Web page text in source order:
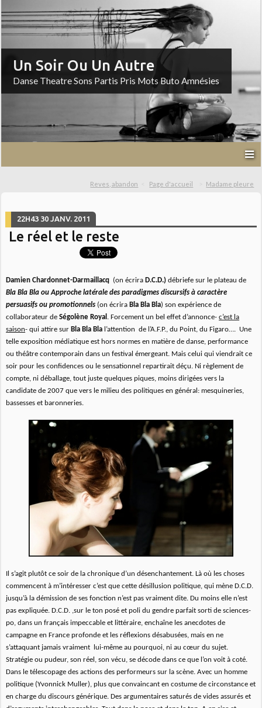
Un Soir Ou Un Autre
Danse Theatre Sons Partis Pris Mots Buto Amnésies
Reves, abandon Page d'accueil Madame pleure
22H43 30 JANV. 2011
Le réel et le reste
Damien Chardonnet-Darmaillacq (on écrira D.C.D.)débriefe sur le plateau de
Bla Bla Bla ou Approche latérale des paradigmes discursifs à caractère
persuasifs ou promotionnels (on écrira Bla Bla Bla) son expérience de
collaborateur deSégolène Royal . Forcement un bel effet d’annonce-c’est la
saison- qui attire sur Bla Bla Bla l’attention de l’A.F.P., du Point, du Figaro…. Une
telle exposition médiatique est hors normes en matière de danse, performance
ou théâtre contemporain dans un festival émergeant. Mais celui qui viendrait ce
soir pour les confidences ou le sensationnel repartirait déçu. Ni règlement de
compte, ni déballage, tout juste quelques piques, moins dirigées vers la
candidate de 2007 que vers le milieu des politiques en général: mesquineries,
bassesses et baronneries.
Il s’agit plutôt ce soir de la chronique d’un désenchantement. Là où les choses
commencent à m’intéresser c’est que cette désillusion politique, qui mène D.C.D.
jusqu’à la démission de ses fonction n’est pas vraiment dite. Du moins elle n’est
pas expliquée. D.C.D. ,sur le ton posé et poli du gendre parfait sorti de sciences-
po, dans un français impeccable et littéraire, enchaîne les anecdotes de
campagne en France profonde et les réflexions désabusées, mais en ne
s’attaquant jamais vraiment lui-même au pourquoi, ni au cœur du sujet.
Stratégie ou pudeur, son réel, son vécu, se décode dans ce que l’on voit à coté.
Dans le télescopage des actions des performeurs sur la scène. Avec un homme
politique (Yvonnick Muller), plus que convaincant en costume de circonstance et
en charge du discours générique. Des argumentaires saturés de vides assurés et